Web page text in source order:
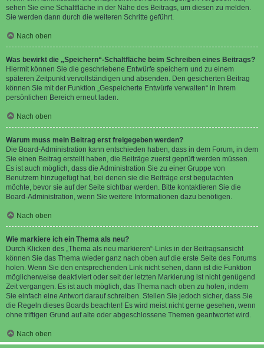
sehen Sie eine Schaltfläche in der Nähe des Beitrags, um diesen zu melden.
Sie werden dann durch die weiteren Schritte geführt.
Nach oben
Was bewirkt die „Speichern“-Schaltfläche beim Schreiben eines Beitrags?
Hiermit können Sie die geschriebene Entwürfe speichern und zu einem
späteren Zeitpunkt vervollständigen und absenden. Den gesicherten Beitrag
können Sie mit der Funktion „Gespeicherte Entwürfe verwalten“ in Ihrem
persönlichen Bereich erneut laden.
Nach oben
Warum muss mein Beitrag erst freigegeben werden?
Die Board-Administration kann entschieden haben, dass in dem Forum, in dem
Sie einen Beitrag erstellt haben, die Beiträge zuerst geprüft werden müssen.
Es ist auch möglich, dass die Administration Sie zu einer Gruppe von
Benutzern hinzugefügt hat, bei denen sie die Beiträge erst begutachten
möchte, bevor sie auf der Seite sichtbar werden. Bitte kontaktieren Sie die
Board-Administration, wenn Sie weitere Informationen dazu benötigen.
Nach oben
Wie markiere ich ein Thema als neu?
Durch Klicken des „Thema als neu markieren“-Links in der Beitragsansicht
können Sie das Thema wieder ganz nach oben auf die erste Seite des Forums
holen. Wenn Sie den entsprechenden Link nicht sehen, dann ist die Funktion
möglicherweise deaktiviert oder seit der letzten Markierung ist nicht genügend
Zeit vergangen. Es ist auch möglich, das Thema nach oben zu holen, indem
Sie einfach eine Antwort darauf schreiben. Stellen Sie jedoch sicher, dass Sie
die Regeln dieses Boards beachten! Es wird meist nicht gerne gesehen, wenn
ohne triftigen Grund auf alte oder abgeschlossene Themen geantwortet wird.
Nach oben